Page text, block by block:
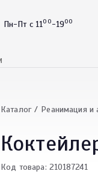
Пн-Пт с 1100-1900
Каталог Реанимация и
Код товара: 210187241